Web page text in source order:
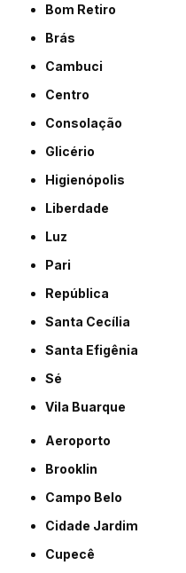
Bom Retiro
Brás
Cambuci
Centro
Consolação
Glicério
Higienópolis
Liberdade
Luz
Pari
República
Santa Cecília
Santa Efigênia
Sé
Vila Buarque
Aeroporto
Brooklin
Campo Belo
Cidade Jardim
Cupecê